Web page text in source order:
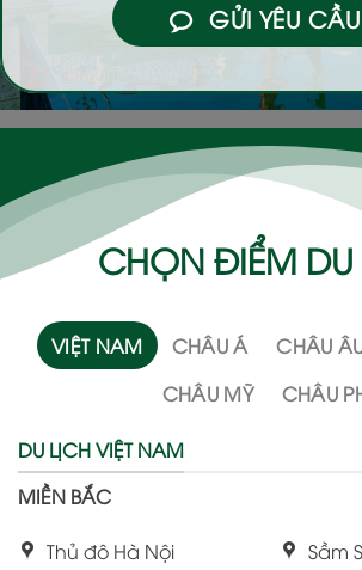
GỬI YÊU CẦU
CHỌN ĐIỂM DU
VIỆT NAM CHÂU Á CHÂU
CHÂU MỸ
CHÂU
DU LỊCH VIỆT NAM
MIỀN BẮC
Thủ đô Hà Nội
Sầm